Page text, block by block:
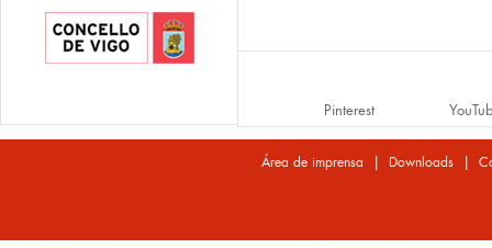
Pinterest
Área de imprensa | Downloads |